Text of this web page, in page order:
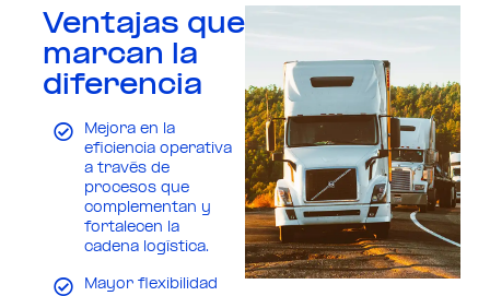
Ventajas que
marcan la
diferencia
Mejora en la
eficiencia operativa
a través de
procesos que
complementan y
fortalecen la
cadena logística.
Mayor flexibilidad